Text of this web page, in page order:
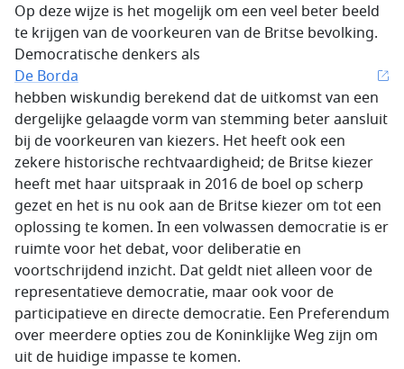
Op deze wijze is het mogelijk om een veel beter beeld
te krijgen van de voorkeuren van de Britse bevolking.
Democratische denkers als
De Borda
hebben wiskundig berekend dat de uitkomst van een
dergelijke gelaagde vorm van stemming beter aansluit
bij de voorkeuren van kiezers. Het heeft ook een
zekere historische rechtvaardigheid; de Britse kiezer
heeft met haar uitspraak in 2016 de boel op scherp
gezet en het is nu ook aan de Britse kiezer om tot een
oplossing te komen. In een volwassen democratie is er
ruimte voor het debat, voor deliberatie en
voortschrijdend inzicht. Dat geldt niet alleen voor de
representatieve democratie, maar ook voor de
participatieve en directe democratie. Een Preferendum
over meerdere opties zou de Koninklijke Weg zijn om
uit de huidige impasse te komen.